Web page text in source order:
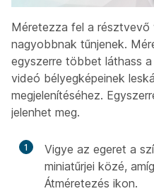
Méretezza fel a résztvevő
nagyobbnak tűnjenek.
egyszerre többet láthass
videó bélyegképeinek
megjelenítéséhez.
jelenhet meg.
1
Vigye az egeret a
miniatűrjei közé,
Átméretezés ikon.